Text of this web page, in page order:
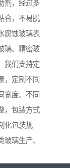
剂，经过多
合，不易脱
腐蚀玻璃表
璃、精密玻
我们支持定
，定制不同
宽度、不同
，包装方式
化包装规
璃生产、